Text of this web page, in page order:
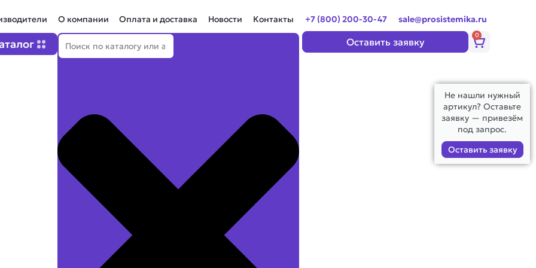
О компании Оплата и доставка Новости Контакты
Поиск
Open Каталог
+7 (800) 200-30-47 sale@prosistemika.ru
Оставить заявку
0
Корзина
Не нашли нужный
артикул? Оставьте
заявку — привезём
под запрос.
Оставить заявку